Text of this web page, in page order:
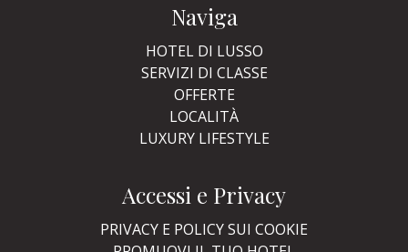
Naviga
HOTEL DI LUSSO
SERVIZI DI CLASSE
OFFERTE
LOCALITÀ
LUXURY LIFESTYLE
Accessi e Privacy
PRIVACY E POLICY SUI COOKIE